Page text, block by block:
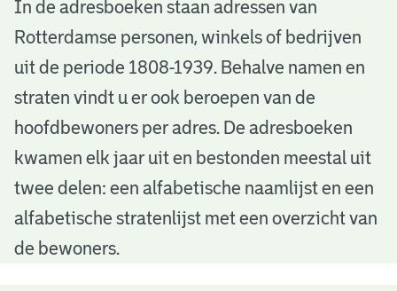
A
d
e
b
o
e
In de adresboeken staan adressen van
Rotterdamse personen, winkels of bedrijven
uit de periode 1808-1939. Behalve namen en
straten vindt u er ook beroepen van de
hoofdbewoners per adres. De adresboeken
kwamen elk jaar uit en bestonden meestal uit
twee delen: een alfabetische naamlijst en een
alfabetische stratenlijst met een overzicht van
de bewoners.